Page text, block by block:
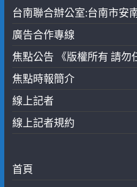
台南聯合辦公室:台南市安
廣告合作專線
焦點公告 《版權所有 請勿
焦點時報簡介
線上記者
線上記者規約
首頁